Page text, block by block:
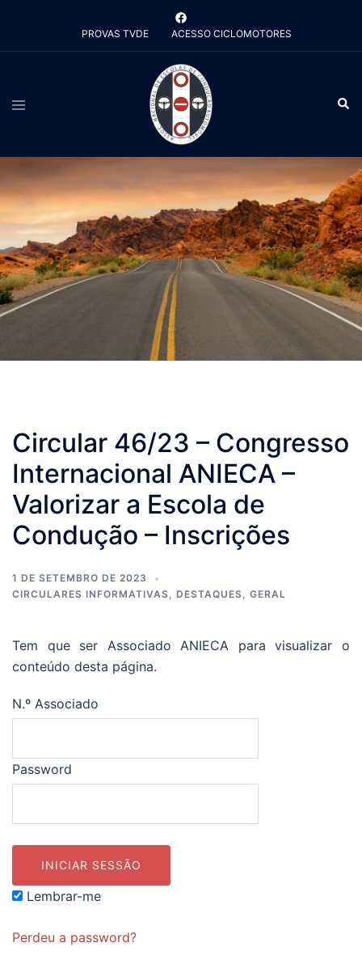
o
PROVAS TVDE ACESSO CICLOMOTORES
Alternar
menu
Circular 46/23 – Congresso
Internacional ANIECA –
Valorizar a Escola de
Condução – Inscrições
1 DE SETEMBRO DE 2023
CIRCULARES INFORMATIVAS, DESTAQUES, GERAL
Tem que ser Associado ANIECA para visualizar o
conteúdo desta página.
N.º Associado
Password
Lembrar-me
Perdeu a password?